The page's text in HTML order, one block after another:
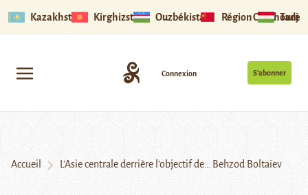
Kazakhstan Kirghizstan Ouzbékistan Région Ouïghoure
S’abonner
Connexion
Accueil L’Asie centrale derrière l’objectif de… Behzod Boltaïev